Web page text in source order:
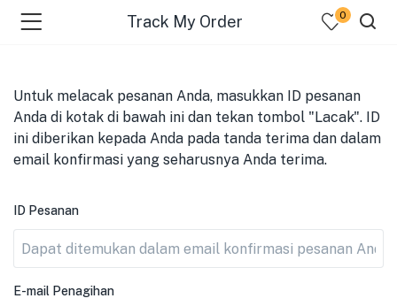
(Pages )
Track My Order 0
Untuk melacak pesanan Anda, masukkan ID pesanan
Anda di kotak di bawah ini dan tekan tombol "Lacak". ID
ini diberikan kepada Anda pada tanda terima dan dalam
email konfirmasi yang seharusnya Anda terima.
ID Pesanan
E-mail Penagihan